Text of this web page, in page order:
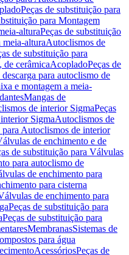
Peças de substituição para
para Montagem
alturaPeças de substituição
alturaAutoclismos de
de substituição para
de cerâmicaAcopladoPeças de
para autoclismo de
e montagem a meia-
Mangas de
de interior SigmaPeças
SigmaAutoclismos de
para Autoclismos de interior
de enchimento e de
de substituição para Válvulas
para autoclismo de
de enchimento para
para cisterna
de enchimento para
Peças de substituição para
Peças de substituição para
MembranasSistemas de
para água
AcessóriosPeças de